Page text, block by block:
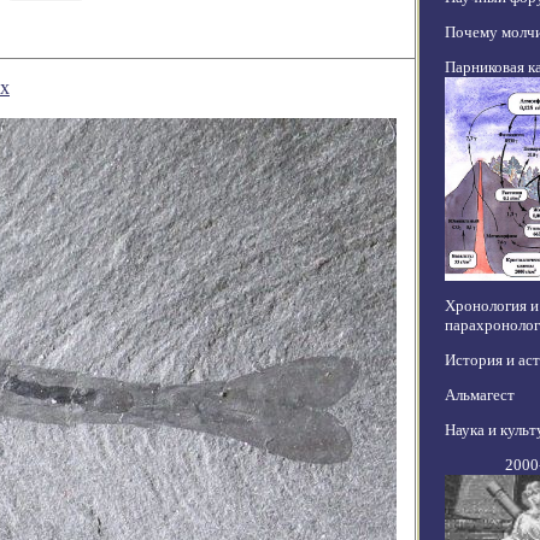
Почему
Парниковая
Хронология и
История и
Альмагест
Наука и